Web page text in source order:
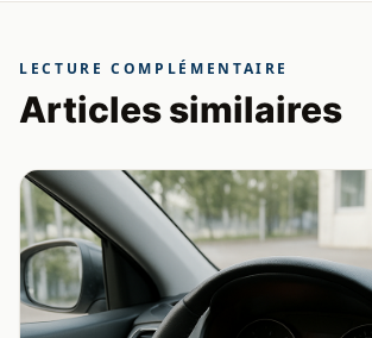
LECTURE COMPLÉMENTAIRE
Articles similaires